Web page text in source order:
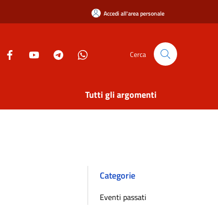
Accedi all'area personale
Cerca
Tutti gli argomenti
Categorie
Eventi passati